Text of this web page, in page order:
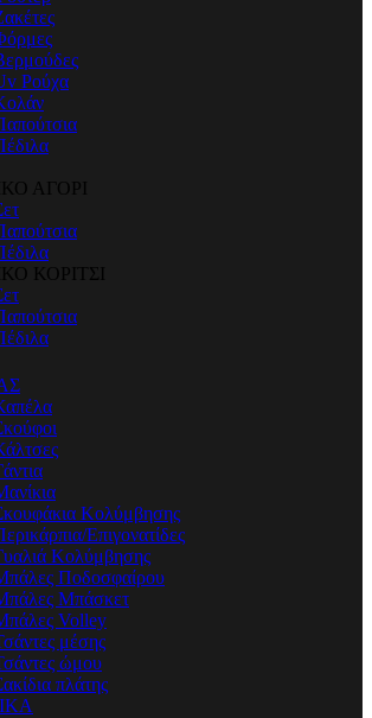
Ρούχα
ΑΓΟΡΙ
ΚΟΡΙΤΣΙ
Κολύμβησης
Επιγονατίδες
Κολύμβησης
Ποδοσφαίρου
Μπάσκετ
Volley
μέσης
ώμου
πλάτης